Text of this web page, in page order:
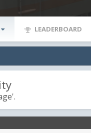
LEADERBOARD